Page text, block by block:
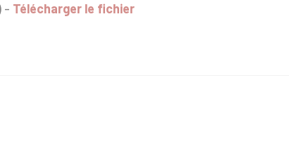
- Télécharger le fichier